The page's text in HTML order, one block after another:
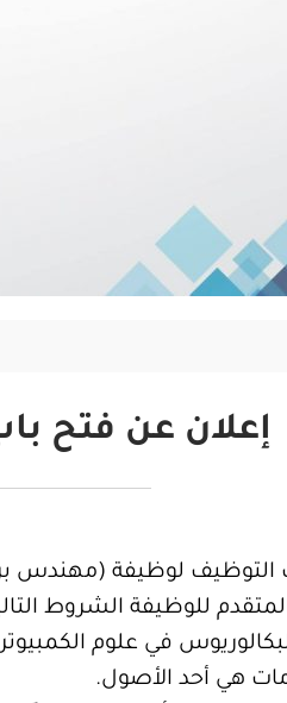
إعلان عن فتح
التوظيف لوظيفة (مهندس
للوظيفة الشروط
البكالوريوس في علوم
هي أحد الأصول.